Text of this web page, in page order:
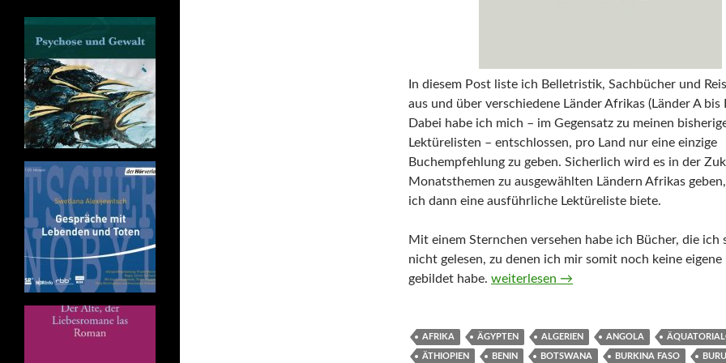
In diesem Post liste ich Belletristik, Sachbücher und
aus und über verschiedene Länder Afrikas (Länder A bis
Dabei habe ich mich – im Gegensatz zu meinen
Lektürelisten – entschlossen, pro Land nur eine einzige
Buchempfehlung zu geben. Sicherlich wird es in der
Monatsthemen zu ausgewählten Ländern Afrikas
ich dann eine ausführliche Lektüreliste biete.
Mit einem Sternchen versehen habe ich Bücher, die ich
nicht gelesen, zu denen ich mir somit noch keine
gebildet habe. Belletristik, Sachbücher und
weiterlesen →
AFRIKA ÄGYPTEN ALGERIEN ANGOLA
ÄTHIOPIEN BENIN BOTSWANA BURKINA FASO